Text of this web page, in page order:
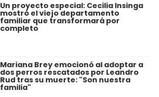
Un proyecto especial: Cecilia Insinga
mostró el viejo departamento
familiar que transformará por
completo
Mariana Brey emocionó al adoptar a
dos perros rescatados por Leandro
Rud tras su muerte: "Son nuestra
familia"